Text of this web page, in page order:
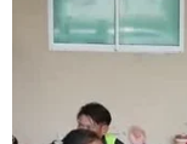
của vùng biển
05/08/2026 22:20
Về miền bình